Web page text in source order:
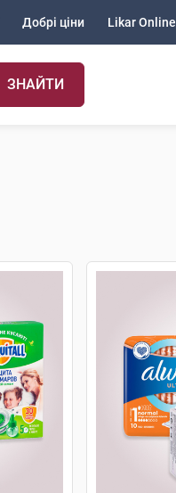
Добрі ціни Likar Online
ЗНАЙТИ